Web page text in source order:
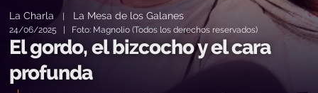
La Charla La Mesa de los Galanes
24/06/2025 | Foto: Magnolio (Todos los derechos reservados)
El gordo, el bizcocho y el cara
profunda